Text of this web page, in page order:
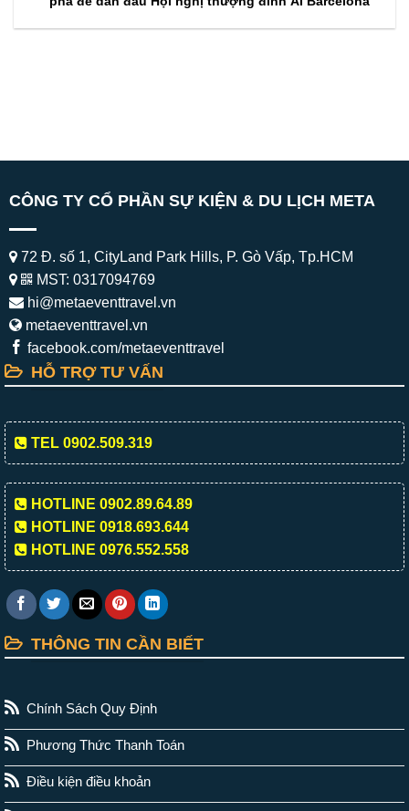
CÔNG TY CỔ PHẦN SỰ KIỆN & DU LỊCH META
72 Đ. số 1, CityLand Park Hills, P. Gò Vấp, Tp.HCM
MST: 0317094769
hi@metaeventtravel.vn
metaeventtravel.vn
facebook.com/metaeventtravel
HỖ TRỢ TƯ VẤN
TEL 0902.509.319
HOTLINE 0902.89.64.89
HOTLINE 0918.693.644
HOTLINE 0976.552.558
THÔNG TIN CẦN BIẾT
Chính Sách Quy Định
Phương Thức Thanh Toán
Điều kiện điều khoản